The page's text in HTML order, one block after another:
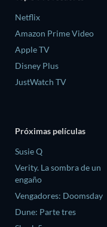
Netflix
Amazon Prime Video
Apple TV
Disney Plus
JustWatch TV
Próximas películas
Susie Q
Verity. La sombra de un
engaño
Vengadores: Doomsday
Dune: Parte tres